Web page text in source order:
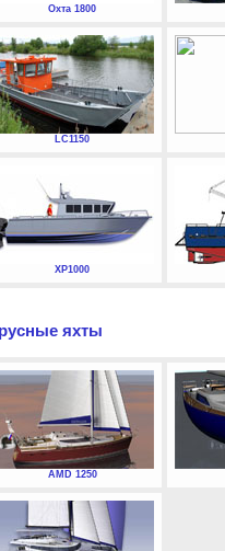
Охта 1800
LC1150
XP1000
яхты
AMD 1250